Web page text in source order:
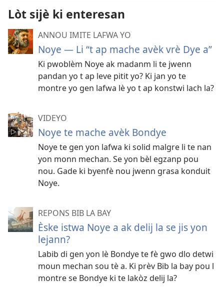
Lòt sijè ki enteresan
ANNOU IMITE LAFWA YO
Noye — Li “t ap mache avèk vrè Dye a”
Ki pwoblèm Noye ak madanm li te jwenn
pandan yo t ap leve pitit yo? Ki jan yo te
montre yo gen lafwa lè yo t ap konstwi lach la?
VIDEYO
Noye te mache avèk Bondye
Noye te gen yon lafwa ki solid malgre li te nan
yon monn mechan. Se yon bèl egzanp pou
nou. Gade ki byenfè nou jwenn grasa konduit
Noye.
REPONS BIB LA BAY
Èske istwa Noye a ak delij la se jis yon
lejann?
Labib di gen yon lè Bondye te fè gwo dlo detwi
moun mechan sou tè a. Ki prèv Bib la bay pou l
montre se Bondye ki te lakòz delij la?